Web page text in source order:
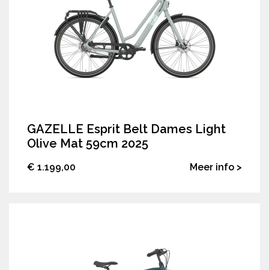
GAZELLE Esprit Belt Dames Light
Olive Mat 59cm 2025
€ 1.199,00 Meer info >